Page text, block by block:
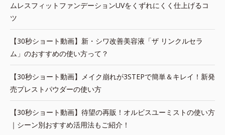
ムレスフィットファンデーションUVをくずれにくく仕上げるコ
ツ
【30秒ショート動画】新・シワ改善美容液「ザ リンクルセラ
ム」のおすすめの使い方って？
【30秒ショート動画】メイク崩れが3STEPで簡単＆キレイ！新発
売プレストパウダーの使い方
【30秒ショート動画】待望の再販！オルビスユーミストの使い方
｜シーン別おすすめ活用法もご紹介！